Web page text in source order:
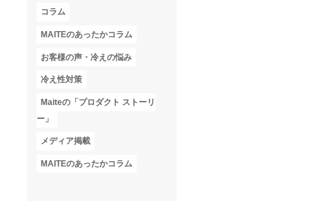
コラム
MAITEのあったかコラム
お客様の声・冷えの悩み
冷え性対策
Maiteの「プロダクト ストーリ
ー」
メディア掲載
MAITEのあったかコラム